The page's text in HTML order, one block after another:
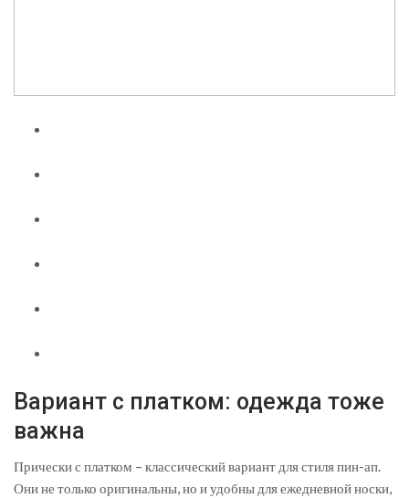
Вариант с платком: одежда тоже
важна
Прически с платком – классический вариант для стиля пин-ап.
Они не только оригинальны, но и удобны для ежедневной носки,